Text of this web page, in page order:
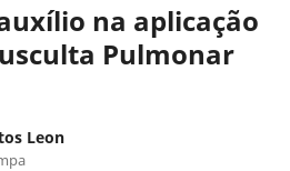
na aplicação
Pulmonar
Leon